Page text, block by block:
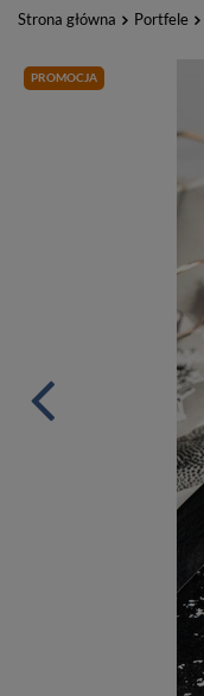
Strona główna Portfele
PROMOCJA